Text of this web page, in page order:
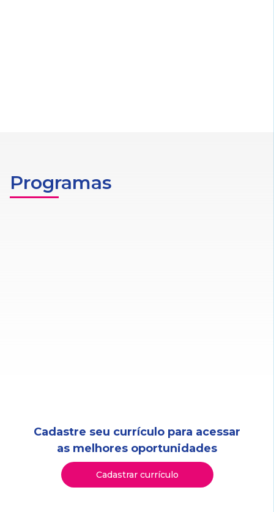
Programas
Cadastre seu currículo para acessar
as melhores oportunidades
Cadastrar currículo